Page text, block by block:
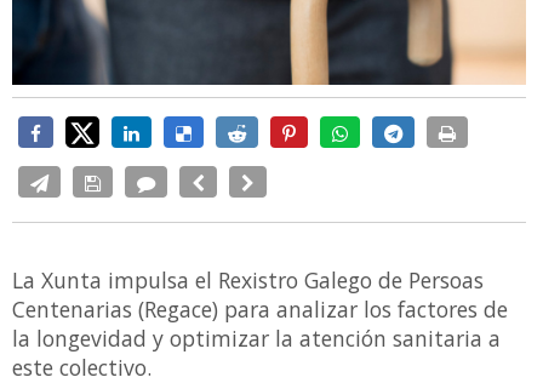
La Xunta impulsa el Rexistro Galego de Persoas
Centenarias (Regace) para analizar los factores de
la longevidad y optimizar la atención sanitaria a
este colectivo.